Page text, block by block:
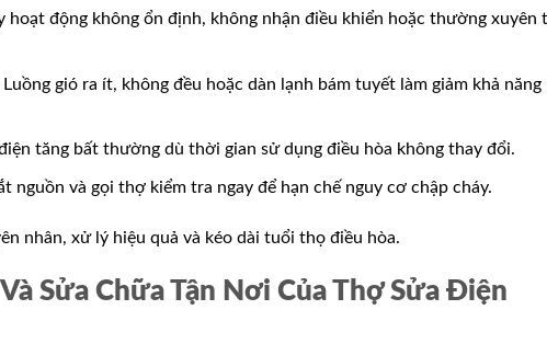
hoạt động không ổn định, không nhận điều khiển hoặc thường xuyên
gió ra ít, không đều hoặc dàn lạnh bám tuyết làm giảm khả năng
tăng bất thường dù thời gian sử dụng điều hòa không thay đổi.
nguồn và gọi thợ kiểm tra ngay để hạn chế nguy cơ chập cháy.
nhân, xử lý hiệu quả và kéo dài tuổi thọ điều hòa.
Sửa Chữa Tận Nơi Của Thợ Sửa Điện